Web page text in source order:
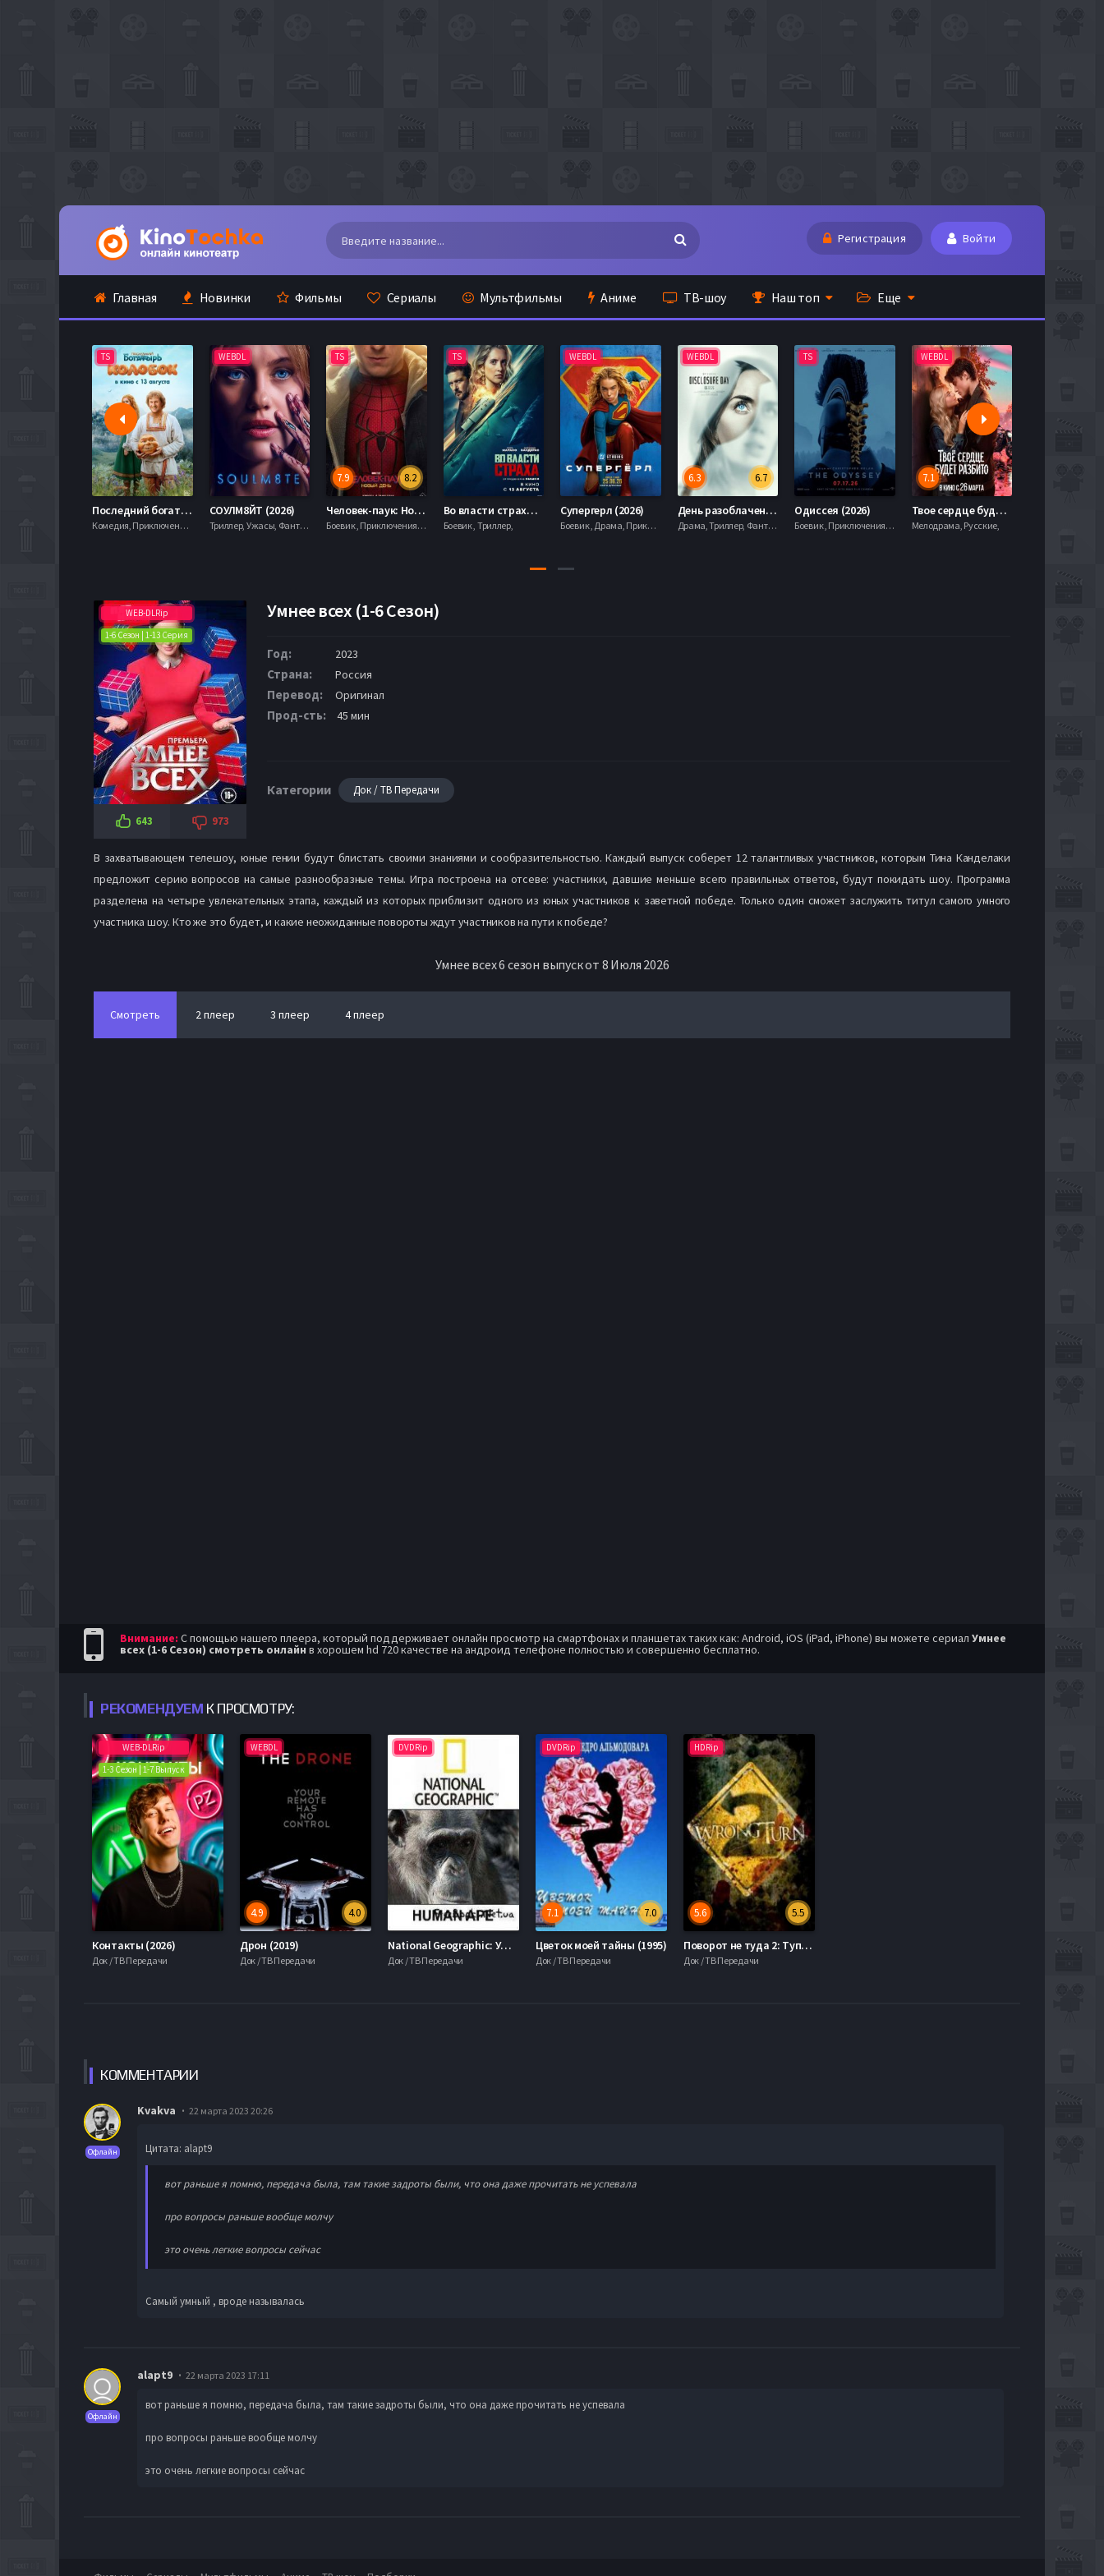
Регистрация Войти
Главная Новинки Фильмы Сериалы Мультфильмы Аниме ТВ-шоу Наш топ Еще
TS
Последний богатырь. Колобок (2026)
Комедия, Приключения, Фэнтези,
WEBDL
СОУЛМ8ЙТ (2026)
Триллер, Ужасы, Фантастика,
TS
8.2
7.9
Человек-паук: Новый день (2026)
Боевик , Приключения, Фантастика, Фэнтези,
TS
Во власти страха (2026)
Боевик , Триллер,
WEBDL
Супергерл (2026)
Боевик , Драма, Приключения, Фантастика,
WEBDL
6.7
6.3
День разоблачения (2026)
Драма, Триллер, Фантастика,
TS
Одиссея (2026)
Боевик , Приключения, Фэнтези,
WEBDL
7.1
Твое сердце будет разбито (2026)
Мелодрама, Русские,
WEB-DLRip
1-6 Сезон | 1-13 Серия
643 973
Умнее всех (1-6 Сезон)
Год: 2023
Страна: Россия
Перевод: Оригинал
Прод-сть: 45 мин
Категории Док / ТВ Передачи
В захватывающем телешоу, юные гении будут блистать своими знаниями и сообразительностью. Каждый выпуск соберет 12 талантливых участников, которым Тина Канделаки
предложит серию вопросов на самые разнообразные темы. Игра построена на отсеве: участники, давшие меньше всего правильных ответов, будут покидать шоу. Программа
разделена на четыре увлекательных этапа, каждый из которых приблизит одного из юных участников к заветной победе. Только один сможет заслужить титул самого умного
участника шоу. Кто же это будет, и какие неожиданные повороты ждут участников на пути к победе?
Умнее всех 6 сезон выпуск от 8 Июля 2026
Смотреть 2 плеер 3 плеер 4 плеер
Внимание: С помощью нашего плеера, который поддерживает онлайн просмотр на смартфонах и планшетах таких как: Android, iOS (iPad, iPhone) вы можете сериал Умнее
всех (1-6 Сезон) смотреть онлайн в хорошем hd 720 качестве на андроид телефоне полностью и совершенно бесплатно.
РЕКОМЕНДУЕМ К ПРОСМОТРУ:
WEB-DLRip
1-3 Сезон | 1-7 Выпуск
Контакты (2026)
Док / ТВ Передачи
WEBDL
4.0
4.9
Дрон (2019)
Док / ТВ Передачи
DVDRip
National Geographic: Умнее обезьяны...? (2008)
Док / ТВ Передачи
DVDRip
7.0
7.1
Цветок моей тайны (1995)
Док / ТВ Передачи
HDRip
5.5
5.6
Поворот не туда 2: Тупик (2007)
Док / ТВ Передачи
КОММЕНТАРИИ
Офлайн
Kvakva 22 марта 2023 20:26
Цитата: alapt9
вот раньше я помню, передача была, там такие задроты были, что она даже прочитать не успевала
про вопросы раньше вообще молчу
это очень легкие вопросы сейчас
Самый умный , вроде называлась
Офлайн
alapt9 22 марта 2023 17:11
вот раньше я помню, передача была, там такие задроты были, что она даже прочитать не успевала
про вопросы раньше вообще молчу
это очень легкие вопросы сейчас